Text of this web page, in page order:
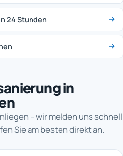
24 Stunden
in
– wir melden uns schnell
Sie am besten direkt an.